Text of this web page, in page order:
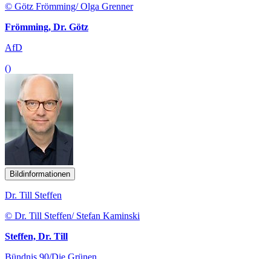
© Götz Frömming/ Olga Grenner
Frömming, Dr. Götz
AfD
()
Bildinformationen
Dr. Till Steffen
© Dr. Till Steffen/ Stefan Kaminski
Steffen, Dr. Till
Bündnis 90/Die Grünen